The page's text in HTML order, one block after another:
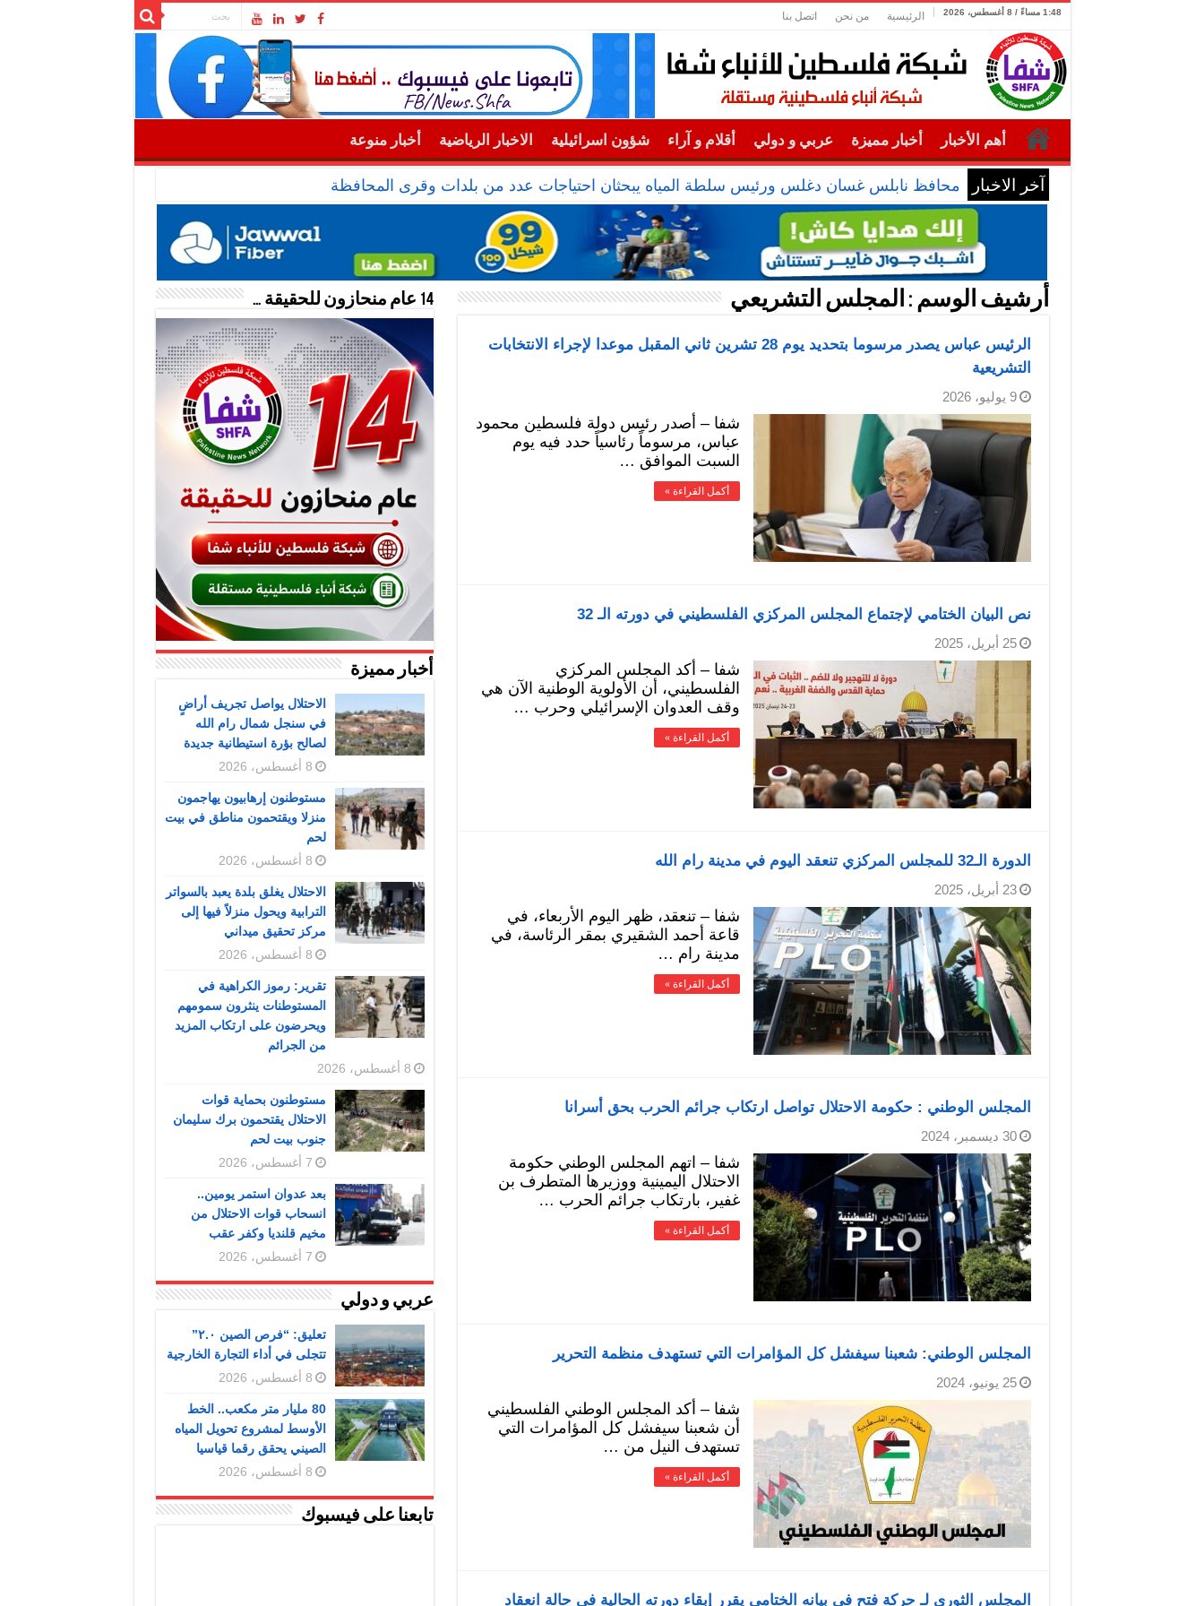
1:48 مساءً / 8 أغسطس، 2026 الرئيسية من نحن اتصل بنا
أهم الأخبار أخبار مميزة عربي و دولي أقلام و آراء شؤون اسرائيلية الاخبار الرياضية أخبار منوعة
آخر الاخبار محافظ نابلس غسان دغلس ورئيس سلطة المياه يبحثان احتياجات عدد من بلدات وقرى المحافظة
أرشيف الوسم : المجلس التشريعي
الرئيس عباس يصدر مرسوما بتحديد يوم 28 تشرين ثاني المقبل موعدا لإجراء الانتخابات
التشريعية
9 يوليو، 2026
شفا – أصدر رئيس دولة فلسطين محمود
عباس، مرسوماً رئاسياً حدد فيه يوم
السبت الموافق …
أكمل القراءة »
نص البيان الختامي لإجتماع المجلس المركزي الفلسطيني في دورته الـ 32
25 أبريل، 2025
شفا – أكد المجلس المركزي
الفلسطيني، أن الأولوية الوطنية الآن هي
وقف العدوان الإسرائيلي وحرب …
أكمل القراءة »
الدورة الـ32 للمجلس المركزي تنعقد اليوم في مدينة رام الله
23 أبريل، 2025
شفا – تنعقد، ظهر اليوم الأربعاء، في
قاعة أحمد الشقيري بمقر الرئاسة، في
مدينة رام …
أكمل القراءة »
المجلس الوطني : حكومة الاحتلال تواصل ارتكاب جرائم الحرب بحق أسرانا
30 ديسمبر، 2024
شفا – اتهم المجلس الوطني حكومة
الاحتلال اليمينية ووزيرها المتطرف بن
غفير، بارتكاب جرائم الحرب …
أكمل القراءة »
المجلس الوطني: شعبنا سيفشل كل المؤامرات التي تستهدف منظمة التحرير
25 يونيو، 2024
شفا – أكد المجلس الوطني الفلسطيني
أن شعبنا سيفشل كل المؤامرات التي
تستهدف النيل من …
أكمل القراءة »
المجلس الثوري لـ حركة فتح في بيانه الختامي يقرر إبقاء دورته الحالية في حالة انعقاد
14 عام منحازون للحقيقة …
أخبار مميزة
الاحتلال يواصل تجريف أراضٍ
في سنجل شمال رام الله
لصالح بؤرة استيطانية جديدة
8 أغسطس، 2026
مستوطنون إرهابيون يهاجمون
منزلا ويقتحمون مناطق في بيت
لحم
8 أغسطس، 2026
الاحتلال يغلق بلدة يعبد بالسواتر
الترابية ويحول منزلاً فيها إلى
مركز تحقيق ميداني
8 أغسطس، 2026
تقرير: رموز الكراهية في
المستوطنات ينثرون سمومهم
ويحرضون على ارتكاب المزيد
من الجرائم
8 أغسطس، 2026
مستوطنون بحماية قوات
الاحتلال يقتحمون برك سليمان
جنوب بيت لحم
7 أغسطس، 2026
بعد عدوان استمر يومين..
انسحاب قوات الاحتلال من
مخيم قلنديا وكفر عقب
7 أغسطس، 2026
عربي و دولي
تعليق: “فرص الصين ٢.٠”
تتجلى في أداء التجارة الخارجية
8 أغسطس، 2026
80 مليار متر مكعب.. الخط
الأوسط لمشروع تحويل المياه
الصيني يحقق رقما قياسيا
8 أغسطس، 2026
تابعنا على فيسبوك